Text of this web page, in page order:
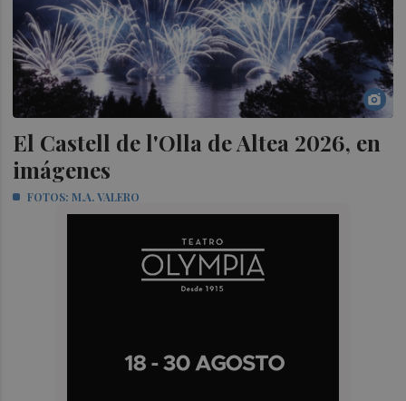
El Castell de l'Olla de Altea 2026, en
imágenes
FOTOS: M.A. VALERO